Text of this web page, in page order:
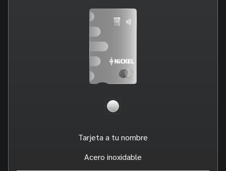
Tarjeta a tu nombre
Acero inoxidable